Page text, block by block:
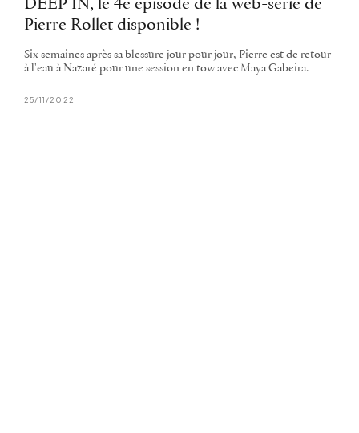
DEEP IN, le 4e épisode de la web-série de
Pierre Rollet disponible !
Six semaines après sa blessure jour pour jour, Pierre est de retour
à l'eau à Nazaré pour une session en tow avec Maya Gabeira.
25/11/2022